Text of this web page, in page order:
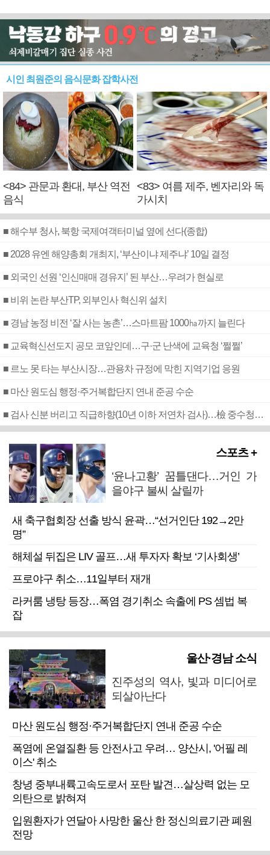
시인 최원준의 음식문화 잡학사전
<84> 관문과 환대, 부산 역전
음식
<83> 여름 제주, 벤자리와 독
가시치
■ 해수부 청사, 북항 국제여객터미널 옆에 선다(종합)
■ 2028 유엔 해양총회 개최지, ‘부산이냐 제주냐’ 10일 결정
■ 외국인 선원 ‘인신매매 경유지’ 된 부산…우려가 현실로
■ 비위 논란 부산TP, 외부인사 혁신위 설치
■ 경남 농정 비전 ‘잘 사는 농촌’…스마트팜 1000㏊까지 늘린다
■ 교육혁신선도지 공모 코앞인데…구·군 난색에 교육청 ‘쩔쩔’
■ 르노 못 타는 부산시장…관용차 규정에 막힌 지역기업 응원
■ 마산 원도심 행정·주거복합단지 연내 준공 수순
■ 검사 신분 버리고 직급하향(10년 이하 저연차 검사)…檢 중수청행 기피
스포츠 +
‘윤나고황’ 꿈틀댄다…거인 가
을야구 불씨 살릴까
새 축구협회장 선출 방식 윤곽…“선거인단 192→2만
명”
해체설 뒤집은 LIV 골프…새 투자자 확보 ‘기사회생’
프로야구 취소…11일부터 재개
라커룸 냉탕 등장…폭염 경기취소 속출에 PS 셈법 복
잡
울산·경남 소식
진주성의 역사, 빛과 미디어로
되살아난다
마산 원도심 행정·주거복합단지 연내 준공 수순
폭염에 온열질환 등 안전사고 우려… 양산시, '어필 레
이스' 취소
창녕 중부내륙고속도로서 포탄 발견…살상력 없는 모
의탄으로 밝혀져
입원환자가 연달아 사망한 울산 한 정신의료기관 폐원
전망